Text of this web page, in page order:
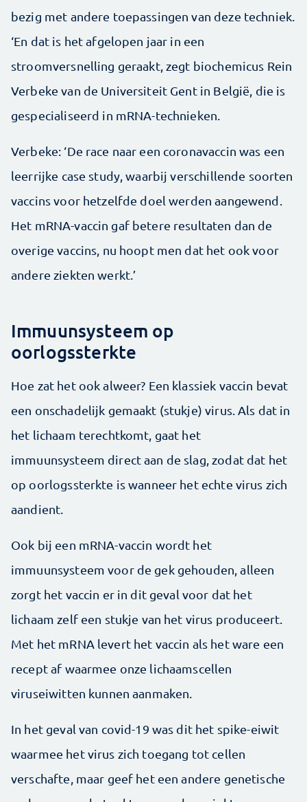
bezig met andere toepassingen van deze techniek.
‘En dat is het afgelopen jaar in een
stroomversnelling geraakt, zegt biochemicus Rein
Verbeke van de Universiteit Gent in België, die is
gespecialiseerd in mRNA-technieken.
Verbeke: ‘De race naar een ­coronavaccin was een
leerrijke case study, waarbij verschillende soorten
vaccins voor hetzelfde doel werden aangewend.
Het mRNA-vaccin gaf betere resultaten dan de
overige vaccins, nu hoopt men dat het ook voor
andere ziekten werkt.’
Immuunsysteem op
oorlogssterkte
Hoe zat het ook alweer? Een klassiek vaccin bevat
een onschadelijk gemaakt (stukje) virus. Als dat in
het lichaam terechtkomt, gaat het
immuunsysteem direct aan de slag, zodat dat het
op oorlogssterkte is wanneer het echte virus zich
aandient.
Ook bij een mRNA-vaccin wordt het
immuunsysteem voor de gek gehouden, alleen
zorgt het vaccin er in dit geval voor dat het
lichaam zelf een stukje van het virus produceert.
Met het mRNA levert het vaccin als het ware een
recept af waarmee onze lichaamscellen
viruseiwitten kunnen aanmaken.
In het geval van covid-19 was dit het spike-eiwit
waarmee het virus zich toegang tot cellen
verschafte, maar geef het een andere genetische